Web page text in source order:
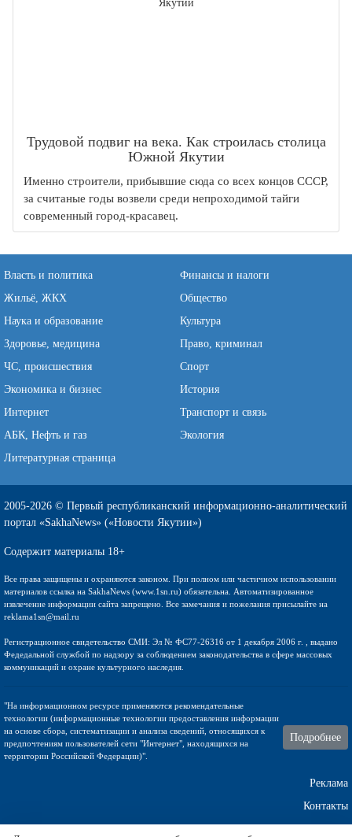
Трудовой подвиг на века. Как строилась столица
Южной Якутии
Именно строители, прибывшие сюда со всех концов СССР,
за считаные годы возвели среди непроходимой тайги
современный город-красавец.
Власть и политика
Финансы и налоги
Жильё, ЖКХ
Общество
Наука и образование
Культура
Здоровье, медицина
Право, криминал
ЧС, происшествия
Спорт
Экономика и бизнес
История
Интернет
Транспорт и связь
АБК, Нефть и газ
Экология
Литературная страница
2005-2026 © Первый республиканский информационно-аналитический
портал «SakhaNews» («Новости Якутии»)
Содержит материалы 18+
Все права защищены и охраняются законом. При полном или частичном использовании
материалов ссылка на SakhaNews (www.1sn.ru) обязательна. Автоматизированное
извлечение информации сайта запрещено. Все замечания и пожелания присылайте на
reklama1sn@mail.ru
Регистрационное свидетельство СМИ: Эл № ФС77-26316 от 1 декабря 2006 г. , выдано
Федедальной службой по надзору за соблюдением законодательства в сфере массовых
коммуникаций и охране культурного наследия.
"На информационном ресурсе применяются рекомендательные
технологии (информационные технологии предоставления информации
на основе сбора, систематизации и анализа сведений, относящихся к
предпочтениям пользователей сети "Интернет", находящихся на
территории Российской Федерации)".
Подробнее
Реклама
Контакты